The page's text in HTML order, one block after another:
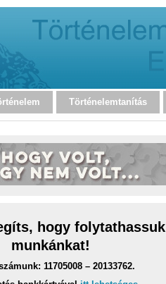
Történelemtanítás
hogy folytathassuk
munkánkat!
11705008 – 20133762.